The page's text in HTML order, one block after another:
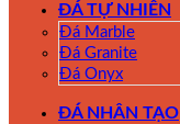
ĐÁ TỰ NHIÊN
Đá Marble
Đá Granite
Đá Onyx
ĐÁ NHÂN TẠO